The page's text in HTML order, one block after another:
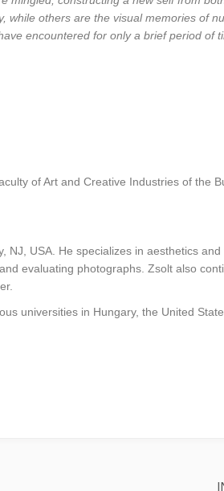
others are the visual memories of
encountered for only a brief period of
of Art and Creative Industries of the
USA. He specializes in aesthetics
evaluating photographs. Zsolt also
universities in Hungary, the United